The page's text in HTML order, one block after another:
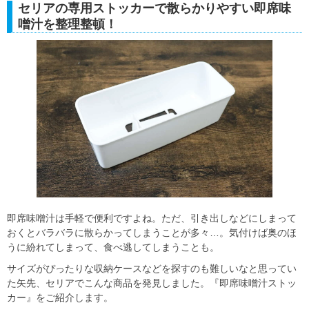
セリアの専用ストッカーで散らかりやすい即席味
噌汁を整理整頓！
即席味噌汁は手軽で便利ですよね。ただ、引き出しなどにしまって
おくとバラバラに散らかってしまうことが多々…。気付けば奥のほ
うに紛れてしまって、食べ逃してしまうことも。
サイズがぴったりな収納ケースなどを探すのも難しいなと思ってい
た矢先、セリアでこんな商品を発見しました。『即席味噌汁ストッ
カー』をご紹介します。